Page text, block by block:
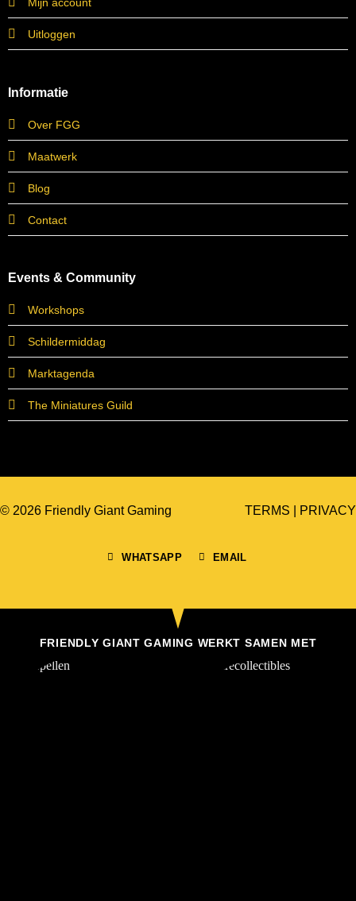
Mijn account
Uitloggen
Informatie
Over FGG
Maatwerk
Blog
Contact
Events & Community
Workshops
Schildermiddag
Marktagenda
The Miniatures Guild
© 2026 Friendly Giant Gaming
WHATSAPP EMAIL
TERMS PRIVACY
FRIENDLY GIANT GAMING WERKT SAMEN MET